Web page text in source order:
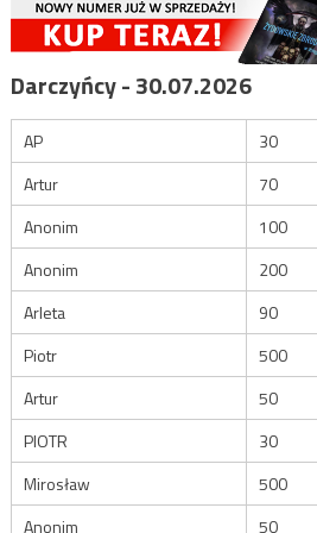
Darczyńcy - 30.07.2026
AP
30
Artur
70
Anonim
100
Anonim
200
Arleta
90
Piotr
500
Artur
50
PIOTR
30
Mirosław
500
Anonim
50